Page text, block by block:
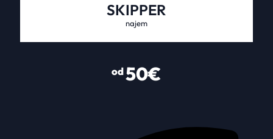
SKIPPER
najem
od50€